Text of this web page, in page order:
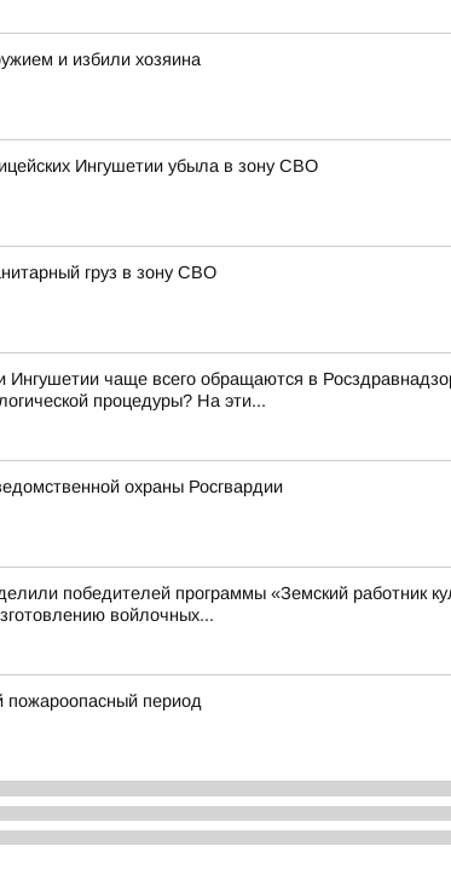
и избили хозяина
Ингушетии убыла в зону СВО
груз в зону СВО
чаще всего обращаются в
процедуры? На эти...
охраны Росгвардии
победителей программы «Земский работник
войлочных...
пожароопасный период